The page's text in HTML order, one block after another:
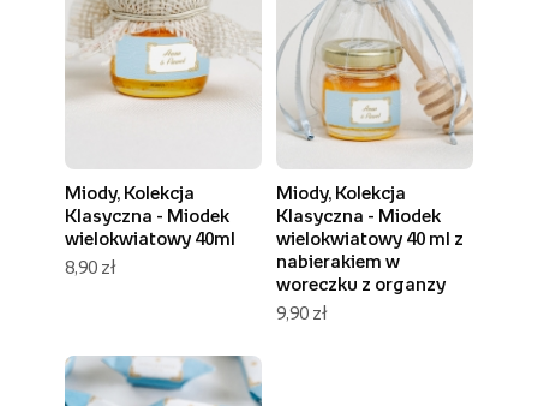
Miody, Kolekcja
Klasyczna - Miodek
wielokwiatowy 40ml
8,90 zł
Miody, Kolekcja
Klasyczna - Miodek
wielokwiatowy 40 ml z
nabierakiem w
woreczku z organzy
9,90 zł